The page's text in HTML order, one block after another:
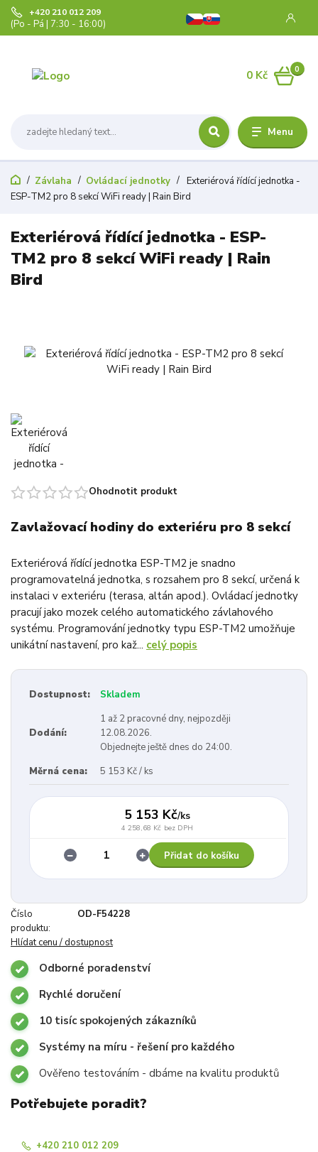
Menu
+420 210 012 209
(Po - Pá | 7:30 - 16:00)
0
0 Kč
Závlaha Ovládací jednotky
Exteriérová řídící jednotka -
ESP-TM2 pro 8 sekcí WiFi ready | Rain Bird
Exteriérová řídící jednotka - ESP-
TM2 pro 8 sekcí WiFi ready | Rain
Bird
Ohodnotit produkt
Zavlažovací hodiny do exteriéru pro 8 sekcí
Exteriérová řídící jednotka ESP-TM2 je snadno
programovatelná jednotka, s rozsahem pro 8 sekcí, určená k
instalaci v exteriéru (terasa, altán apod.). Ovládací jednotky
pracují jako mozek celého automatického závlahového
systému. Programování jednotky typu ESP-TM2 umožňuje
unikátní nastavení, pro kaž... celý popis
Dostupnost: Skladem
Dodání:
1 až 2 pracovné dny, nejpozději
12.08.2026.
Objednejte ještě dnes do 24:00.
Měrná cena:
5 153 Kč / ks
5 153 Kč/ks
4 258,68 Kč bez DPH
Přidat do košíku
Číslo
produktu:
OD-F54228
Hlídat cenu / dostupnost
Odborné poradenství
Rychlé doručení
10 tisíc spokojených zákazníků
Systémy na míru - řešení pro každého
Ověřeno testováním - dbáme na kvalitu produktů
Potřebujete poradit?
+420 210 012 209